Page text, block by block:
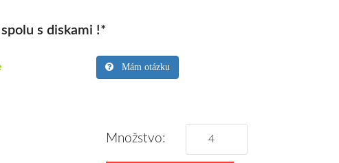
s diskami !*
Mám otázku
Množstvo: